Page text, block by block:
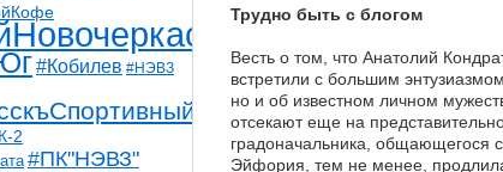
#Кобилев #НЭВЗ
2
#ПК"НЭВЗ"
Трудно быть с блогом
Весть о том, что Анатолий
встретили с большим
но и об известном личном
отсекают еще на
градоначальника, общающегося
Эйфория, тем не менее,